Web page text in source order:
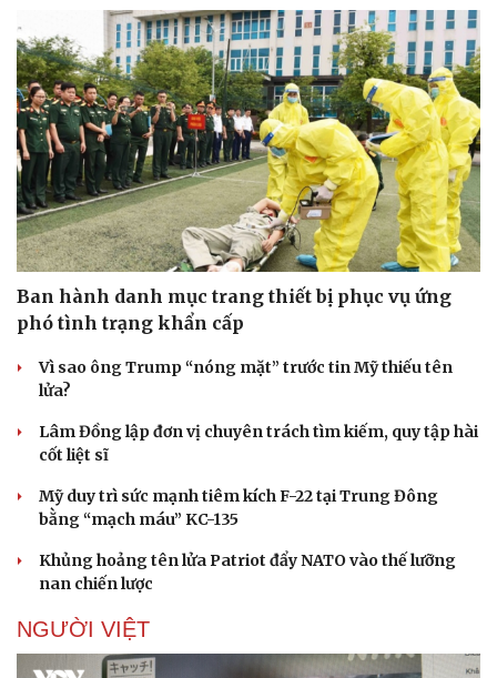
Ban hành danh mục trang thiết bị phục vụ ứng
phó tình trạng khẩn cấp
Vì sao ông Trump “nóng mặt” trước tin Mỹ thiếu tên
lửa?
Lâm Đồng lập đơn vị chuyên trách tìm kiếm, quy tập hài
cốt liệt sĩ
Mỹ duy trì sức mạnh tiêm kích F-22 tại Trung Đông
bằng “mạch máu” KC-135
Khủng hoảng tên lửa Patriot đẩy NATO vào thế lưỡng
nan chiến lược
NGƯỜI VIỆT